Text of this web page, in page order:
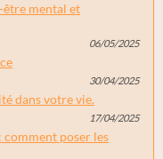
être mental et
06/05/2025
30/04/2025
dans votre vie.
17/04/2025
comment poser les